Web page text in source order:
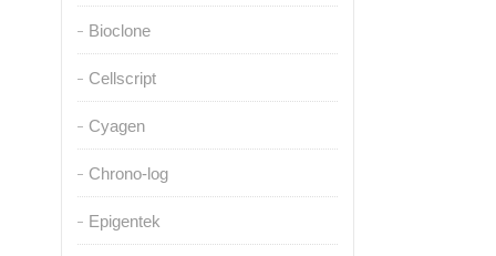
Bioclone
Cellscript
Cyagen
Chrono-log
Epigentek